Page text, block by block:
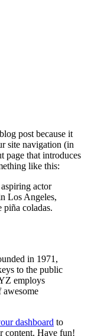
post because it
site navigation (in
page that introduces
like this:
actor
Los Angeles,
piña coladas.
in 1971,
to the public
employs
awesome
dashboard to
content. Have fun!